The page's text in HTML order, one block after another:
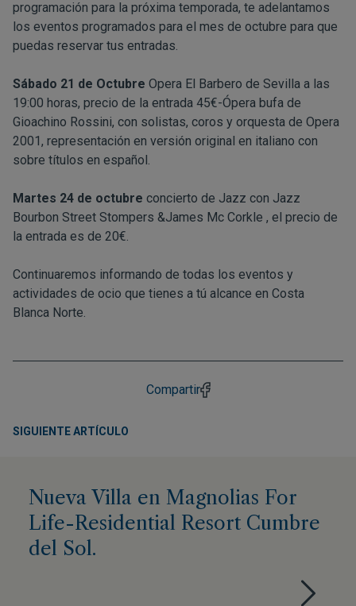
programación para la próxima temporada, te adelantamos
los eventos programados para el mes de octubre para que
puedas reservar tus entradas.
Sábado 21 de Octubre Opera El Barbero de Sevilla a las
19:00 horas, precio de la entrada 45€-Ópera bufa de
Gioachino Rossini, con solistas, coros y orquesta de Opera
2001, representación en versión original en italiano con
sobre títulos en español.
Martes 24 de octubre concierto de Jazz con Jazz
Bourbon Street Stompers &James Mc Corkle , el precio de
la entrada es de 20€.
Continuaremos informando de todas los eventos y
actividades de ocio que tienes a tú alcance en Costa
Blanca Norte.
Compartir
SIGUIENTE ARTÍCULO
Nueva Villa en Magnolias For
Life-Residential Resort Cumbre
del Sol.